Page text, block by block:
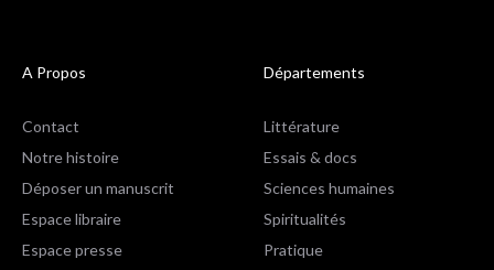
A Propos
Contact
Notre histoire
Déposer un manuscrit
Espace libraire
Espace presse
Départements
Littérature
Essais & docs
Sciences humaines
Spiritualités
Pratique